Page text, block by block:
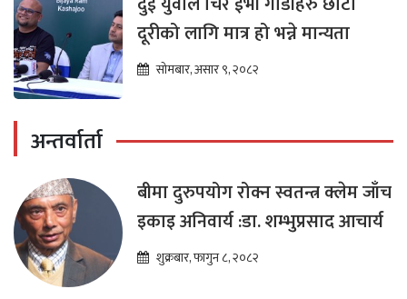
दूरीको लागि मात्र हो भन्ने मान्यता
सोमबार, असार ९, २०८२
अन्तर्वार्ता
बीमा दुरुपयोग रोक्न स्वतन्त्र क्लेम जाँच
इकाइ अनिवार्य :डा. शम्भुप्रसाद आचार्य
शुक्रबार, फागुन ८, २०८२